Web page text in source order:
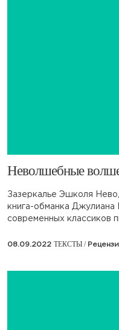
Неволшебные
Зазеркалье Эшколя
книга-обманка
современных классиков
08.09.2022 ТЕКСТЫ /